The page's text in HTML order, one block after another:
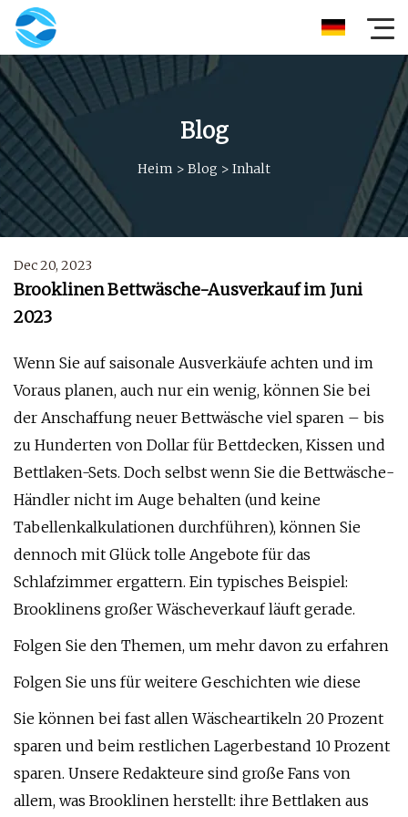
Blog
Heim > Blog > Inhalt
Dec 20, 2023
Brooklinen Bettwäsche-Ausverkauf im Juni
2023
Wenn Sie auf saisonale Ausverkäufe achten und im
Voraus planen, auch nur ein wenig, können Sie bei
der Anschaffung neuer Bettwäsche viel sparen – bis
zu Hunderten von Dollar für Bettdecken, Kissen und
Bettlaken-Sets. Doch selbst wenn Sie die Bettwäsche-
Händler nicht im Auge behalten (und keine
Tabellenkalkulationen durchführen), können Sie
dennoch mit Glück tolle Angebote für das
Schlafzimmer ergattern. Ein typisches Beispiel:
Brooklinens großer Wäscheverkauf läuft gerade.
Folgen Sie den Themen, um mehr davon zu erfahren
Folgen Sie uns für weitere Geschichten wie diese
Sie können bei fast allen Wäscheartikeln 20 Prozent
sparen und beim restlichen Lagerbestand 10 Prozent
sparen. Unsere Redakteure sind große Fans von
allem, was Brooklinen herstellt: ihre Bettlaken aus